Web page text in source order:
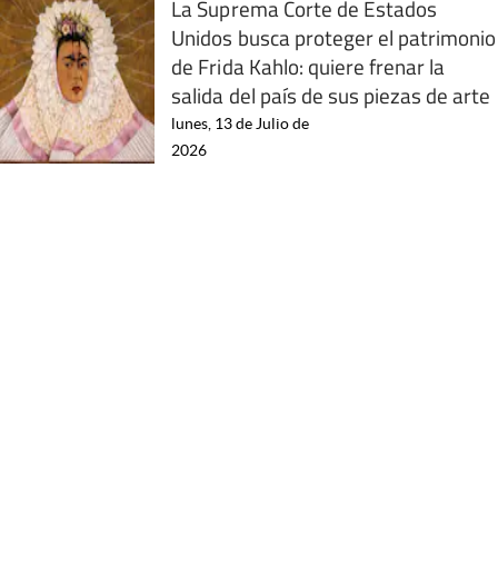
La Suprema Corte de Estados
Unidos busca proteger el patrimonio
de Frida Kahlo: quiere frenar la
salida del país de sus piezas de arte
lunes, 13 de Julio de
2026